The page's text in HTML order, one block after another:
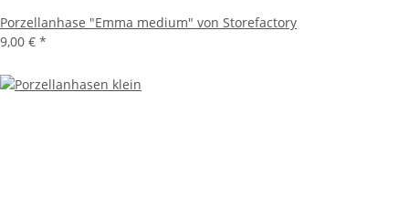
Porzellanhase "Emma medium" von Storefactory
9,00 € *